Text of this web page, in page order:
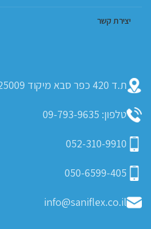
יצירת קשר
ת.ד 420 כפר סבא מיקוד 4425009
טלפון: 09-793-9635
052-310-9910
050-6599-405
info@saniflex.co.il